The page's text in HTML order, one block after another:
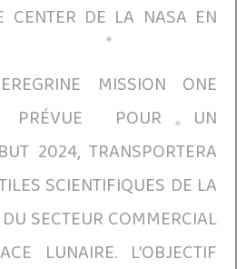
CENTER DE LA NASA EN
MISSION ONE
PRÉVUE POUR UN
2024, TRANSPORTERA
SCIENTIFIQUES DE LA
SECTEUR COMMERCIAL
LUNAIRE. L’OBJECTIF